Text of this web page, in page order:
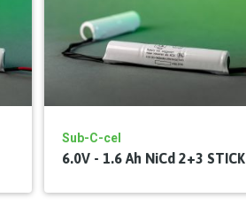
Sub-C-cel
6.0V - 1.6 Ah NiCd 2+3 STICK